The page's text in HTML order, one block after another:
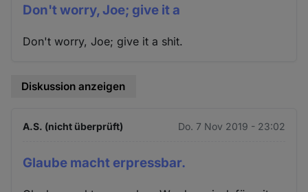
Don't worry, Joe; give it a
Don't worry, Joe; give it a shit.
Diskussion anzeigen
A.S. (nicht überprüft) Do. 7 Nov 2019 - 23:02
Glaube macht erpressbar.